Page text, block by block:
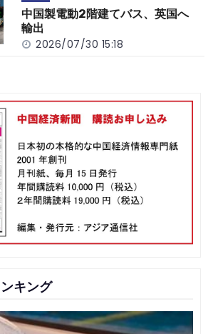
中国製電動2階建てバス、英国へ
輸出
2026/07/30 15:18
キング